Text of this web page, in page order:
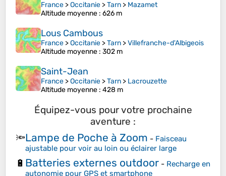
France >Occitanie >Tarn > Mazamet
Altitude moyenne : 626 m
Lous Cambous
France >Occitanie >Tarn >Villefranche-d'Albigeois
Altitude moyenne : 302 m
Saint-Jean
France >Occitanie >Tarn > Lacrouzette
Altitude moyenne : 428 m
Équipez-vous pour votre prochaine
aventure :
🔦Lampe de Poche à Zoom - Faisceau
ajustable pour voir au loin ou éclairer large
🔋 Batteries externes outdoor - Recharge en
autonomie pour GPS et smartphone